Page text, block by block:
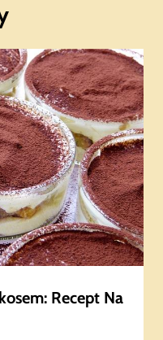
Recept Na